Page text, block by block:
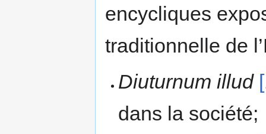
encycliques
traditionnelle de
Diuturnum illud
dans la société;